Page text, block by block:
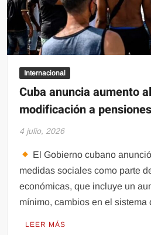
Internacional
Cuba anuncia aumento
modificación a pensiones
4 julio, 2026
El Gobierno cubano
medidas sociales como parte
económicas, que incluye un
mínimo, cambios en el
LEER MÁS